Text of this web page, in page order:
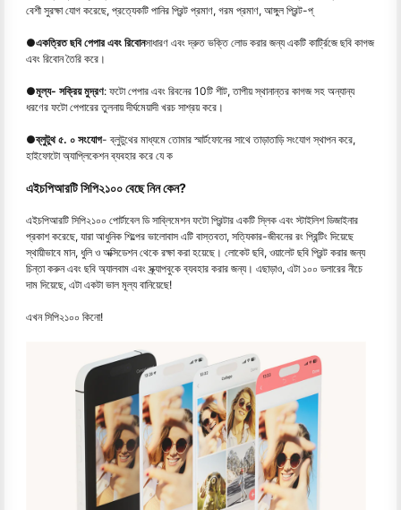
বেশী সুরক্ষা যোগ করেছে, প্রত্যেকটি পানির প্রিন্ট প্রমাণ, গরম প্রমাণ, আঙ্গুল প্রিন্ট-প্
●একত্রিত ছবি পেপার এবং রিবোনসাধারণ এবং দ্রুত ভক্তি লোড করার জন্য একটি কার্ট্রিজে ছবি কাগজ
এবং রিবোন তৈরি করে।
●মূল্য- সক্রিয় মুদ্রণ: ফটো পেপার এবং রিবনের 10টি শীট, তাপীয় স্থানান্তর কাগজ সহ অন্যান্য
ধরণের ফটো পেপারের তুলনায় দীর্ঘমেয়াদী খরচ সাশ্রয় করে।
●ব্লুটুথ ৫. ০ সংযোগ- ব্লুটুথের মাধ্যমে তোমার স্মার্টফোনের সাথে তাড়াতাড়ি সংযোগ স্থাপন করে,
হাইফোটো অ্যাপ্লিকেশন ব্যবহার করে যে ক
এইচপিআরটি সিপি২১০০ বেছে নিন কেন?
এইচপিআরটি সিপি২১০০ পোর্টাবেল ডি সাব্লিমেশন ফটো প্রিন্টার একটি স্লিক এবং স্টাইলিশ ডিজাইনার
প্রকাশ করেছে, যারা আধুনিক শিল্পের ভালোবাস এটি বাস্তবতা, সত্যিকার-জীবনের রং প্রিন্টিং দিয়েছে
স্থায়ীভাবে মান, ধুলি ও অক্সিডেশন থেকে রক্ষা করা হয়েছে। লোকেট ছবি, ওয়ালেট ছবি প্রিন্ট করার জন্য
চিন্তা করুন এবং ছবি অ্যালবাম এবং স্ক্র্যাপবুকে ব্যবহার করার জন্য। এছাড়াও, এটা ১০০ ডলারের নীচে
দাম দিয়েছে, এটা একটা ভাল মূল্য বানিয়েছে!
এখন সিপি২১০০ কিনো!